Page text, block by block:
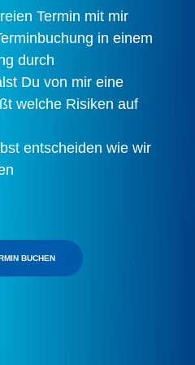
Termin mit mir
in einem
durch
Du von mir eine
welche Risiken auf
entscheiden wie wir
BUCHEN